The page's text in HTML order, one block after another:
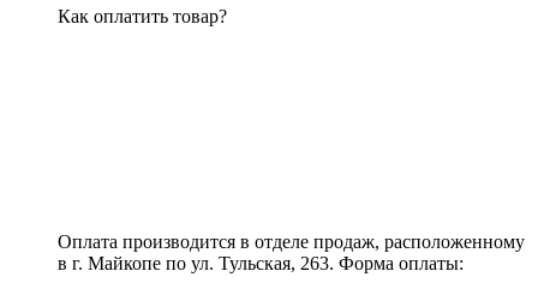
Как оплатить товар?
Оплата производится в отделе продаж, расположенному
в г. Майкопе по ул. Тульская, 263. Форма оплаты: